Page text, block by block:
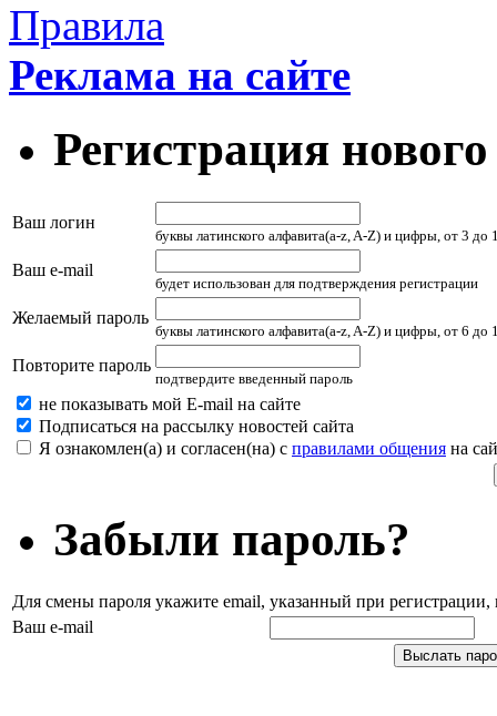
Правила
Реклама на сайте
Регистрация
Ваш логин
буквы латинского алфавита(a-z, A-Z) и цифры, от 3 до
Ваш e-mail
будет использован для подтверждения регистрации
Желаемый пароль
буквы латинского алфавита(a-z, A-Z) и цифры, от 6 до
Повторите пароль
подтвердите введенный пароль
не показывать мой E-mail на сайте
Подписаться на рассылку новостей сайта
Я ознакомлен(а) и согласен(на) с правилами общения на
Забыли пароль?
Для смены пароля укажите email, указанный при
Ваш e-mail